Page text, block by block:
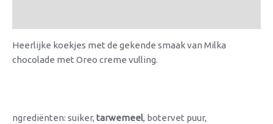
Heerlijke koekjes met de gekende smaak van Milka
chocolade met Oreo creme vulling.
ngrediënten: suiker, tarwemeel, botervet puur,